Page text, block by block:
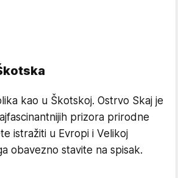
kao u Škotskoj. Ostrvo Skaj je
prizora prirodne
istražiti u Evropi i Velikoj
obavezno stavite na spisak.